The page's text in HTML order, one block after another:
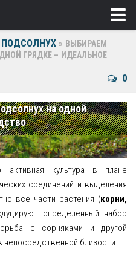
ПОДСОЛНУХ » ВЫБИРАЕМ
ГРЯДКЕ – ИДЕАЛЬНОЕ
0
на одной
активная культура в плане
соединений и выделения
все части растения (корни,
определённый набор
с сорняками и другой
непосредственной близости.